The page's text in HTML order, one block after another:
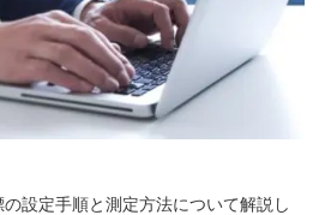
設定手順と測定方法について解説し